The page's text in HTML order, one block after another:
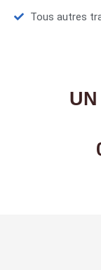
Tous autres